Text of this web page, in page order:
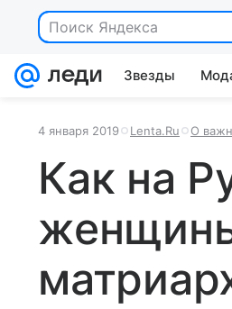
Поиск Яндекса
Звезды
4 января 2019 Lenta.Ru О
Как на